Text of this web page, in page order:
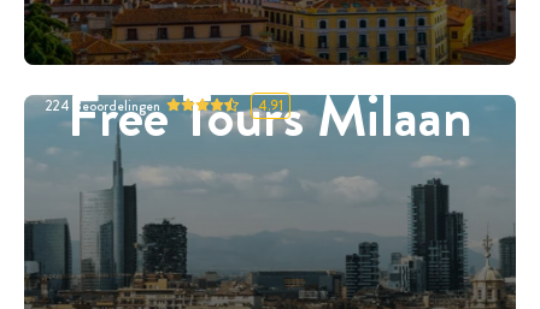
Free Tours Milaan
224 Beoordelingen 4.91